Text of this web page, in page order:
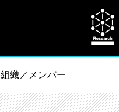
組織／メンバー